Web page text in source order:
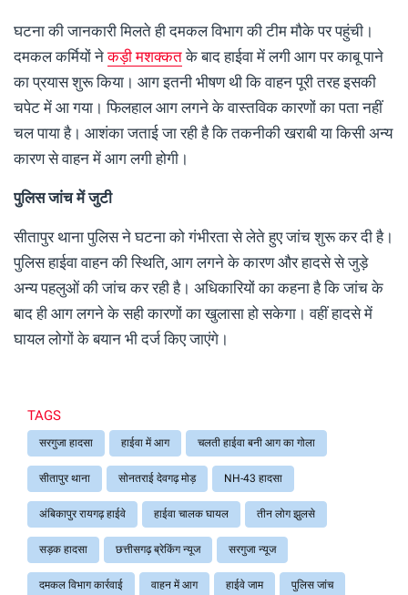
घटना की जानकारी मिलते ही दमकल विभाग की टीम मौके पर पहुंची।
दमकल कर्मियों नेकड़ी मशक्कतके बाद हाईवा में लगी आग पर काबू पाने
का प्रयास शुरू किया। आग इतनी भीषण थी कि वाहन पूरी तरह इसकी
चपेट में आ गया। फिलहाल आग लगने के वास्तविक कारणों का पता नहीं
चल पाया है। आशंका जताई जा रही है कि तकनीकी खराबी या किसी अन्य
कारण से वाहन में आग लगी होगी।
पुलिस जांच में जुटी
सीतापुर थाना पुलिस ने घटना को गंभीरता से लेते हुए जांच शुरू कर दी है।
पुलिस हाईवा वाहन की स्थिति, आग लगने के कारण और हादसे से जुड़े
अन्य पहलुओं की जांच कर रही है। अधिकारियों का कहना है कि जांच के
बाद ही आग लगने के सही कारणों का खुलासा हो सकेगा। वहीं हादसे में
घायल लोगों के बयान भी दर्ज किए जाएंगे।
TAGS
सरगुजा हादसा हाईवा में आग चलती हाईवा बनी आग का गोला
सीतापुर थाना सोनतराई देवगढ़ मोड़ NH-43 हादसा
अंबिकापुर रायगढ़ हाईवे हाईवा चालक घायल तीन लोग झुलसे
सड़क हादसा छत्तीसगढ़ ब्रेकिंग न्यूज सरगुजा न्यूज
दमकल विभाग कार्रवाई वाहन में आग हाईवे जाम पुलिस जांच